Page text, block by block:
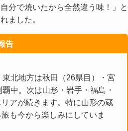
分で焼いたから全然違う味！」と
ました。
告
北地方は秋田（26県目）・宮
中。次は山形・岩手・福島・
アが続きます。特に山形の蔵
も今から楽しみにしていま